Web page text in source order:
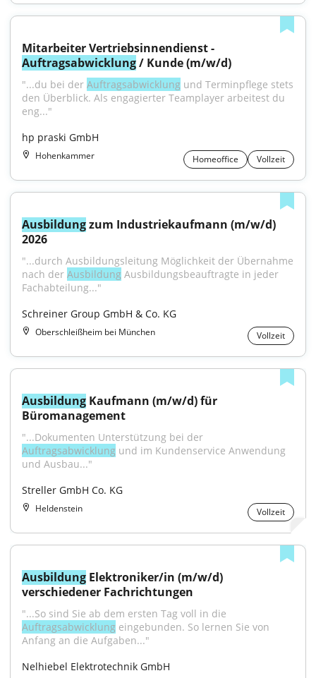
Auftragsabwicklung / Kunde (m/w/d)
"...du bei der Auftragsabwicklung und Terminpflege stets
den Überblick. Als engagierter Teamplayer arbeitest du
eng..."
hp praski GmbH
Hohenkammer Homeoffice Vollzeit
Ausbildung zum Industriekaufmann (m/w/d)
2026
"...durch Ausbildungsleitung Möglichkeit der Übernahme
nach der Ausbildung Ausbildungsbeauftragte in jeder
Fachabteilung..."
Schreiner Group GmbH & Co. KG
Oberschleißheim bei München Vollzeit
Ausbildung Kaufmann (m/w/d) für
Büromanagement
Auftragsabwicklung und im Kundenservice Anwendung
und Ausbau..."
Streller GmbH Co. KG
Heldenstein Vollzeit
Ausbildung Elektroniker/in (m/w/d)
verschiedener Fachrichtungen
Auftragsabwicklung eingebunden. So lernen Sie von
Anfang an die Aufgaben..."
Nelhiebel Elektrotechnik GmbH